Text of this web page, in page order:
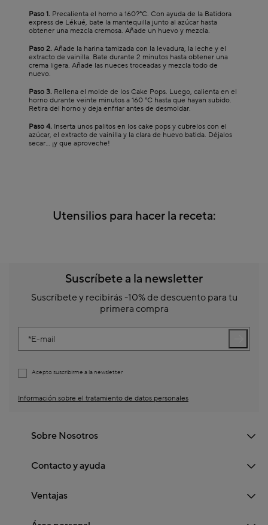
Paso 1. Precalienta el horno a 160?°C. Con ayuda de la Batidora
express de Lékué, bate la mantequilla junto al azúcar hasta
obtener una mezcla cremosa. Añade un huevo y mezcla.
Paso 2. Añade la harina tamizada con la levadura, la leche y el
extracto de vainilla. Bate durante 2 minutos hasta obtener una
crema ligera. Añade las nueces troceadas y mezcla todo de
nuevo.
Paso 3. Rellena el molde de los Cake Pops. Luego, calienta en el
horno durante veinte minutos a 160 °C hasta que hayan subido.
Retira del horno y deja enfriar antes de desmoldar.
Paso 4. Inserta unos palitos en los cake pops y cubrelos con el
azúcar, el extracto de vainilla y la clara de huevo batida. Déjalos
secar... ¡y que aproveche!
Utensilios para hacer la receta:
Suscríbete a la newsletter
Suscríbete y recibirás -10% de descuento para tu
primera compra
E-mail
Acepto suscribirme a la newsletter
Información sobre el tratamiento de datos personales
Sobre Nosotros
Contacto y ayuda
Ventajas